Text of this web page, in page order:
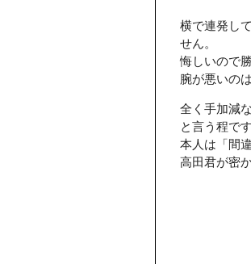
横で連発し
せん。
悔しいので
腕が悪いの
全く手加減
と言う程です
本人は「間
高田君が密